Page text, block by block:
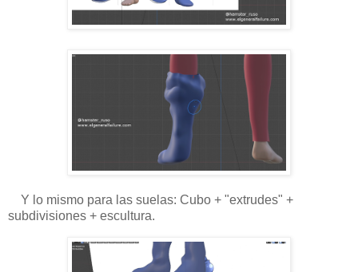
Y lo mismo para las suelas: Cubo + "extrudes" +
subdivisiones + escultura.